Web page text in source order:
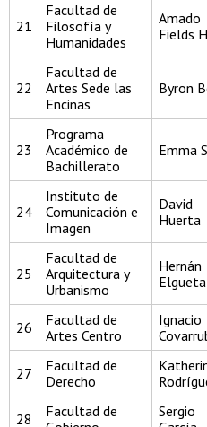
21
Facultad de
Filosofía y
Humanidades
Amado
Fields
22
Facultad de
Artes Sede las
Encinas
Byron
23
Programa
Académico de
Bachillerato
Emma
24
Instituto de
Comunicación e
Imagen
David
Huerta
25
Facultad de
Arquitectura y
Urbanismo
Hernán
Elgueta
26
Facultad de
Artes Centro
Ignacio
27
Facultad de
Derecho
28
Facultad de
Sergio